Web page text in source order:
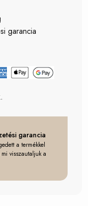
garancia
garancia
a termékkel
visszautaljuk a